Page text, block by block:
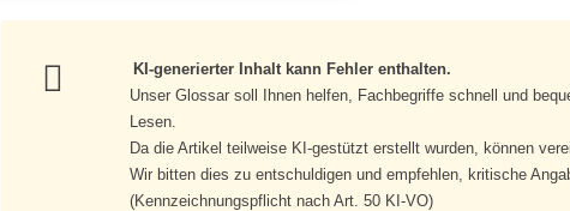
KI-generierter Inhalt kann Fehler enthalten.
Unser Glossar soll Ihnen helfen, Fachbegriffe schnell und
Lesen.
Da die Artikel teilweise KI-gestützt erstellt wurden, können
Wir bitten dies zu entschuldigen und empfehlen, kritische
(Kennzeichnungspflicht nach Art. 50 KI-VO)